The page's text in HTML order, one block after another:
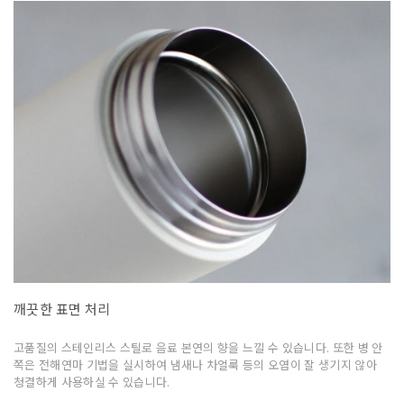
깨끗한 표면 처리
고품질의 스테인리스 스틸로 음료 본연의 향을 느낄 수 있습니다. 또한 병 안
쪽은 전해연마 기법을 실시하여 냄새나 차얼룩 등의 오염이 잘 생기지 않아
청결하게 사용하실 수 있습니다.